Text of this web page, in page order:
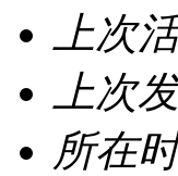
上次
上次
所在